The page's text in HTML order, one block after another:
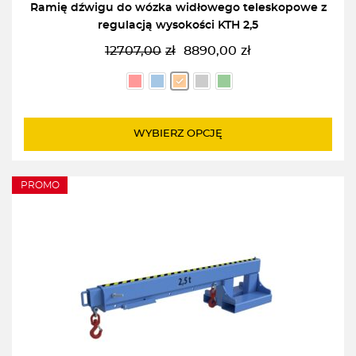
Ramię dźwigu do wózka widłowego teleskopowe z
regulacją wysokości KTH 2,5
12707,00 zł
Pierwotna
cena
wynosiła:
8890,00 zł
Aktualna
cena
wynosi:
WYBIERZ OPCJĘ
PROMO